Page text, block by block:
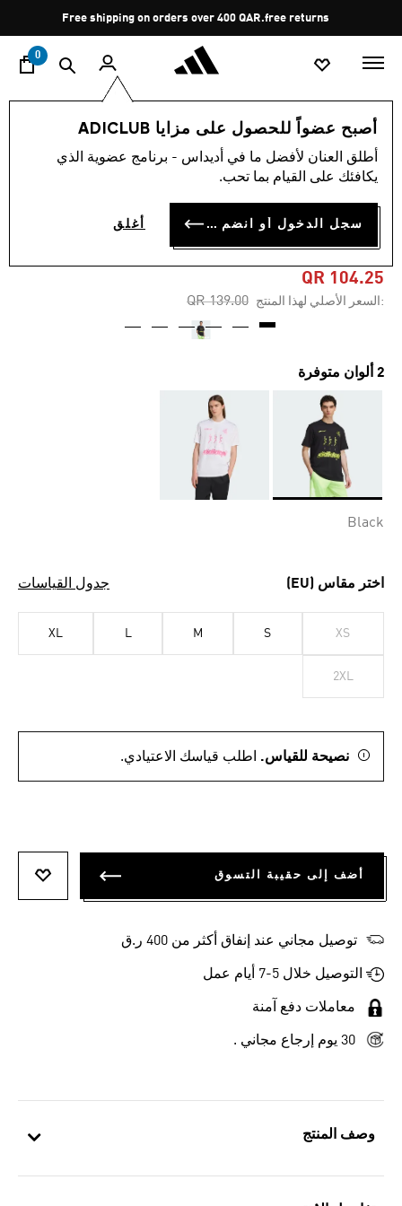
Pause
promotion
rotation
Free shipping on orders over 400 QAR.free returns
0
أصبح عضواً للحصول على مزايا ADICLUB
أطلق العنان لأفضل ما في أديداس - برنامج عضوية الذي
يكافئك على القيام بما تحب.
سجل الدخول أو انضم الآن أغلق
وصف المنتج
الرجال الملابس
-25%
4.9 (7)
تيشيرت TREFOIL SERIES
REGULAR
QR 104.25
:السعر الأصلي لهذا المنتج Price reduced from
QR 139.00
to
2 ألوان متوفرة
Black
اختر مقاس (EU) جدول القياسات
XS
S
M
L
XL
2XL
نصيحة للقياس. اطلب قياسك الاعتيادي.
أضف إلى حقيبة التسوق
توصيل مجاني عند إنفاق أكثر من 400 ر.ق
التوصيل خلال 5-7 أيام عمل
معاملات دفع آمنة